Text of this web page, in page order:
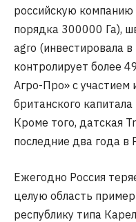
российскую компанию
порядка 300000 Га),
agro (инвестировала
контролирует более
Агро-Про» с участием
британского
Кроме того, датская
последние два года в
Ежегодно Россия
целую область
республику типа